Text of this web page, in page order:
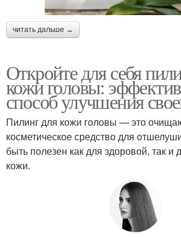
читать дальше →
Откройте для себя
кожи головы:
способ улучшения
Пилинг для кожи головы — это
косметическое средство для
быть полезен как для здоровой, так и
кожи.